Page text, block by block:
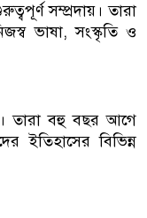
সম্প্রদায়। তারা
ভাষা, সংস্কৃতি ও
তারা বহু বছর আগে
ইতিহাসের বিভিন্ন